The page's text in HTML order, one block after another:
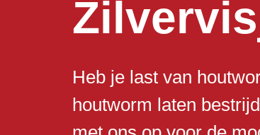
Heb je last van
houtworm laten